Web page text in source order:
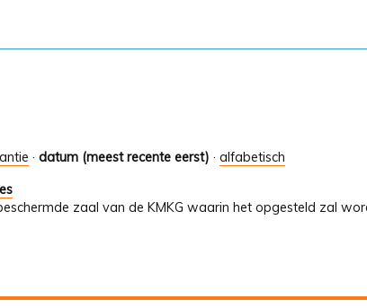
· datum (meest recente eerst) · alfabetisch
zaal van de KMKG waarin het opgesteld zal